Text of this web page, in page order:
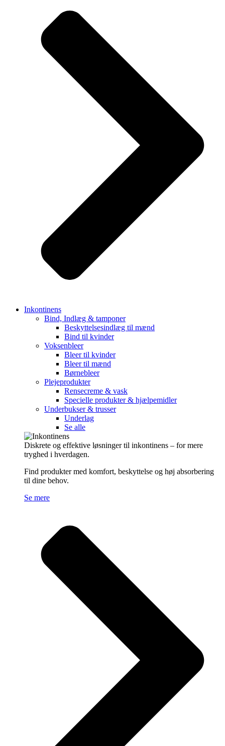
Inkontinens
Bind, Indlæg & tamponer
Beskyttelsesindlæg til mænd
Bind til kvinder
Voksenbleer
Bleer til kvinder
Bleer til mænd
Børnebleer
Plejeprodukter
Rensecreme & vask
Specielle produkter & hjælpemidler
Underbukser & trusser
Underlag
Se alle
Diskrete og effektive løsninger til inkontinens – for mere
tryghed i hverdagen.
Find produkter med komfort, beskyttelse og høj absorbering
til dine behov.
Se mere